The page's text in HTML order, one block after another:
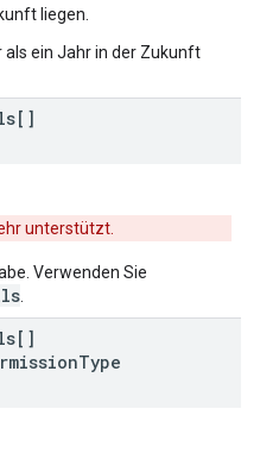
liegen.
ein Jahr in der Zukunft
unterstützt.
Verwenden Sie
Type